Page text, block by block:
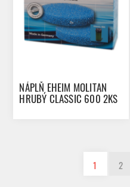
NÁPLŇ EHEIM MOLITAN
HRUBÝ CLASSIC 600 2KS
1 2